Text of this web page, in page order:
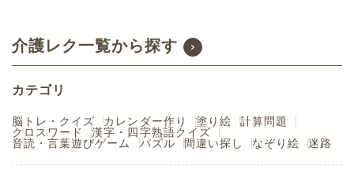
け介護レク素材（塗り絵・上
級）です。 関連キーワード：３
月・弥生・三月・花・すみれ・
介護レク一覧から探す
カテゴリ
脳トレ・クイズ カレンダー作り 塗り絵
計算問題
クロスワード
漢字・四字熟語クイズ
音読・言葉遊びゲーム
パズル 間違い探し なぞり絵 迷路